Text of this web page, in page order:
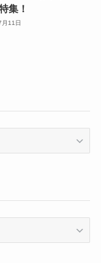
集！
11日